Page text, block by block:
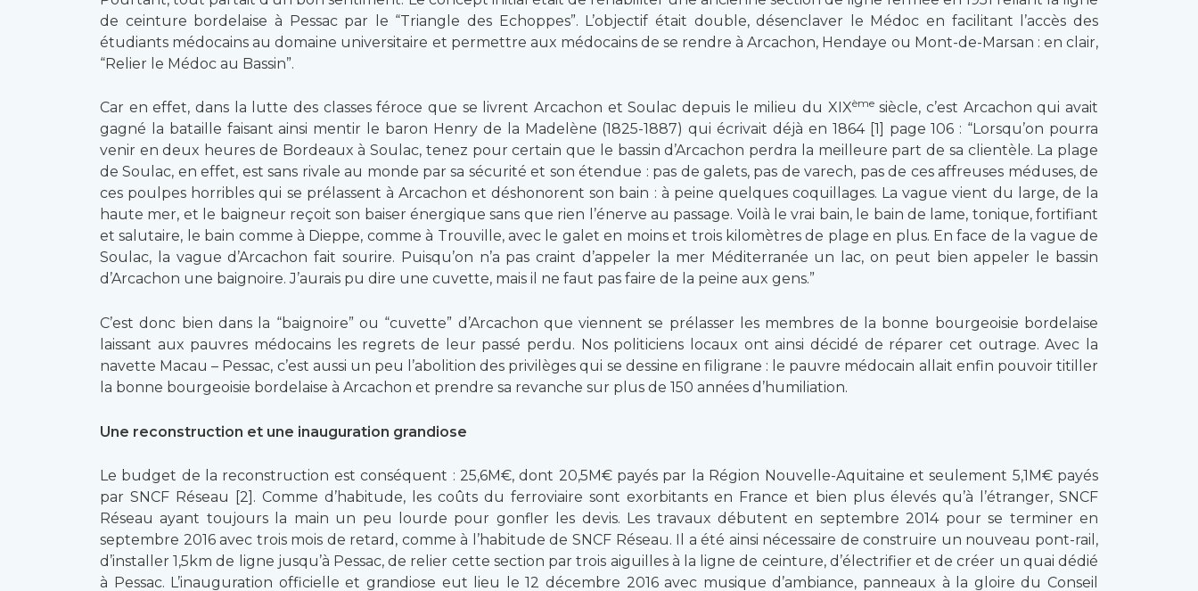
de ceinture bordelaise à Pessac par le “Triangle des Echoppes”. L’objectif était double, désenclaver le Médoc en facilitant l’accès des
étudiants médocains au domaine universitaire et permettre aux médocains de se rendre à Arcachon, Hendaye ou Mont-de-Marsan : en clair,
“Relier le Médoc au Bassin”.
Car en effet, dans la lutte des classes féroce que se livrent Arcachon et Soulac depuis le milieu du XIXèmesiècle, c’est Arcachon qui avait
gagné la bataille faisant ainsi mentir le baron Henry de la Madelène (1825-1887) qui écrivait déjà en 1864 [1] page 106 : “Lorsqu’on pourra
venir en deux heures de Bordeaux à Soulac, tenez pour certain que le bassin d’Arcachon perdra la meilleure part de sa clientèle. La plage
de Soulac, en effet, est sans rivale au monde par sa sécurité et son étendue : pas de galets, pas de varech, pas de ces affreuses méduses, de
ces poulpes horribles qui se prélassent à Arcachon et déshonorent son bain : à peine quelques coquillages. La vague vient du large, de la
haute mer, et le baigneur reçoit son baiser énergique sans que rien l’énerve au passage. Voilà le vrai bain, le bain de lame, tonique, fortifiant
et salutaire, le bain comme à Dieppe, comme à Trouville, avec le galet en moins et trois kilomètres de plage en plus. En face de la vague de
Soulac, la vague d’Arcachon fait sourire. Puisqu’on n’a pas craint d’appeler la mer Méditerranée un lac, on peut bien appeler le bassin
d’Arcachon une baignoire. J’aurais pu dire une cuvette, mais il ne faut pas faire de la peine aux gens.”
C’est donc bien dans la “baignoire” ou “cuvette” d’Arcachon que viennent se prélasser les membres de la bonne bourgeoisie bordelaise
laissant aux pauvres médocains les regrets de leur passé perdu. Nos politiciens locaux ont ainsi décidé de réparer cet outrage. Avec la
navette Macau – Pessac, c’est aussi un peu l’abolition des privilèges qui se dessine en filigrane : le pauvre médocain allait enfin pouvoir titiller
la bonne bourgeoisie bordelaise à Arcachon et prendre sa revanche sur plus de 150 années d’humiliation.
Une reconstruction et une inauguration grandiose
Le budget de la reconstruction est conséquent : 25,6M€, dont 20,5M€ payés par la Région Nouvelle-Aquitaine et seulement 5,1M€ payés
par SNCF Réseau [2]. Comme d’habitude, les coûts du ferroviaire sont exorbitants en France et bien plus élevés qu’à l’étranger, SNCF
Réseau ayant toujours la main un peu lourde pour gonfler les devis. Les travaux débutent en septembre 2014 pour se terminer en
septembre 2016 avec trois mois de retard, comme à l’habitude de SNCF Réseau. Il a été ainsi nécessaire de construire un nouveau pont-rail,
d’installer 1,5km de ligne jusqu’à Pessac, de relier cette section par trois aiguilles à la ligne de ceinture, d’électrifier et de créer un quai dédié
à Pessac. L’inauguration officielle et grandiose eut lieu le 12 décembre 2016 avec musique d’ambiance, panneaux à la gloire du Conseil